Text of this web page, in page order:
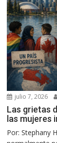
julio 7, 2026
Las grietas
las mujeres
Por: Stephany